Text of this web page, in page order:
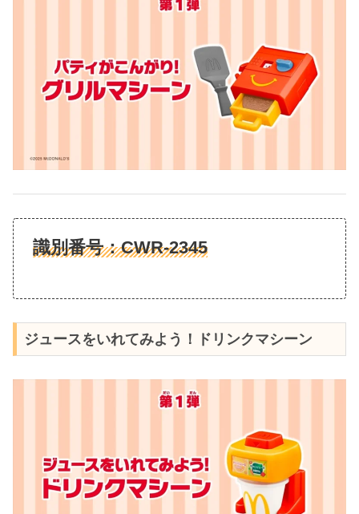
識別番号：CWR-2345
ジュースをいれてみよう！ドリンクマシーン